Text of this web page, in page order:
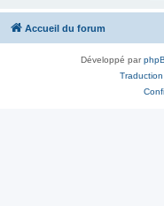
Accueil du forum
Développé par